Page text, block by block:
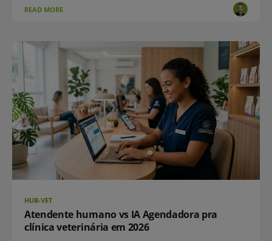
READ MORE
HUB-VET
Atendente humano vs IA Agendadora pra
clínica veterinária em 2026